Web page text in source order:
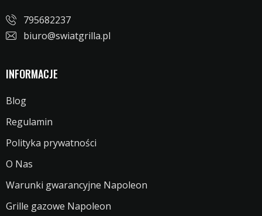
795682237
biuro@swiatgrilla.pl
INFORMACJE
Blog
Regulamin
Polityka prywatności
O Nas
Warunki gwarancyjne Napoleon
Grille gazowe Napoleon